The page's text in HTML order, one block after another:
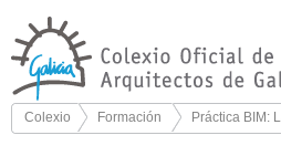
Colexio Formación Práctica BIM: